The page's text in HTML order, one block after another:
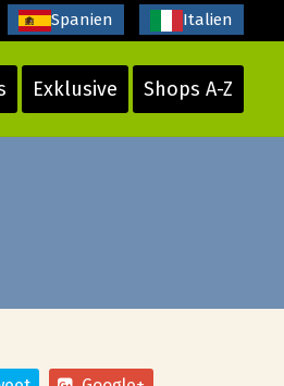
Exklusive Shops A-Z
Spanien Italien